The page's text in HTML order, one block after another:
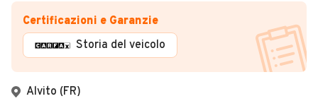
Certificazioni e Garanzie
Storia del veicolo
Alvito (FR)